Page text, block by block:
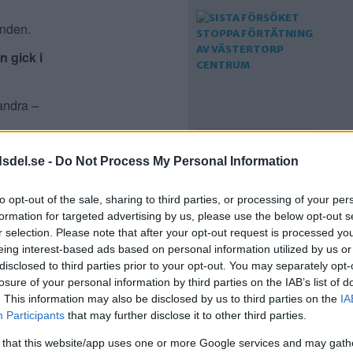
- Do Not Process My Personal Information
opt-out of the sale, sharing to third parties, or processing of your
for targeted advertising by us, please use the below opt-out
selection. Please note that after your opt-out request is processed
interest-based ads based on personal information utilized by us
to third parties prior to your opt-out. You may separately
of your personal information by third parties on the IAB’s list of
This information may also be disclosed by us to third parties on the
Participants that may further disclose it to other third parties.
that this website/app uses one or more Google services and may
gick i
–
med
Olle
STOPPA FÖRTÄTNING
CENTRUM